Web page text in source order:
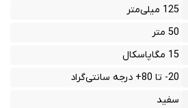
125 میلی‌متر
50 متر
15 مگاپاسکال
20- تا 80+ درجه سانتی‌گراد
سفید